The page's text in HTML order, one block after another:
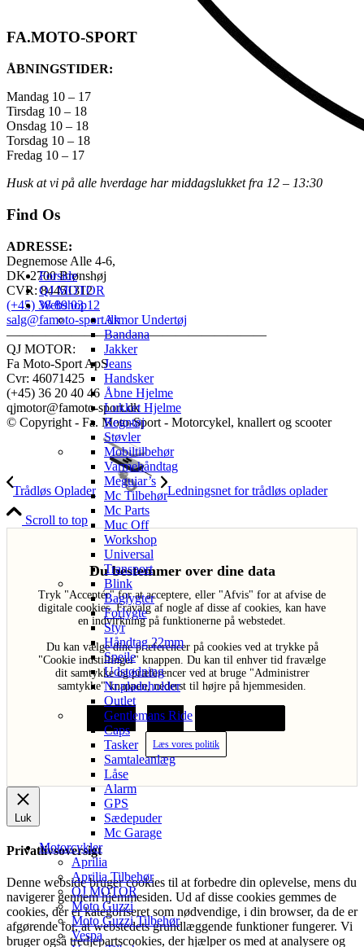
Forside
QJ MOTOR
Webshop
Armor Undertøj
Bandana
Jakker
Jeans
Handsker
Åbne Hjelme
Lukket Hjelme
Regntøj
Støvler
Mobiltilbehør
Varmehåndtag
Meguiar’s
Mc Tilbehør
Mc Parts
Muc Off
Workshop
Universal
Transport
Blink
Baglygter
Forlygte
Styr
Håndtag 22mm
Spejle
Udstødning
Nr.pladeholder
Outlet
Gentlemans Ride
Caps
Tasker
Samtaleanlæg
Låse
Alarm
GPS
Sædepuder
Mc Garage
Motorcykler
Aprilia
Aprilia Tilbehør
QJ MOTOR
Moto Guzzi
Moto Guzzi Tilbehør
Vespa
FA.MOTO-SPORT
ÅBNINGSTIDER:
Mandag 10 – 17
Tirsdag 10 – 18
Onsdag 10 – 18
Torsdag 10 – 18
Fredag 10 – 17
Husk at vi på alle hverdage har middagslukket fra 12 – 13:30
Find Os
ADRESSE:
Degnemose Alle 4-6,
DK-2700 Brønshøj
CVR: 84451312
(+45) 38 89 03 12
salg@famoto-sport.dk
————————————————————
QJ MOTOR:
Fa Moto-Sport ApS
Cvr: 46071425
(+45) 36 20 40 46
qjmotor@famoto-sport.dk
© Copyright - Fa. Moto-Sport - Motorcykel, knallert og scooter
Trådløs Oplader Ledningsnet for trådløs oplader
Scroll to top
Du bestemmer over dine data
Tryk "Acceptér" for at acceptere, eller "Afvis" for at afvise de
digitale cookies. Fravalg af nogle af disse af cookies, kan have
en indvirkning på funktionerne på webstedet.
Du kan vælge dine præferencer på cookies ved at trykke på
"Cookie indstillinger" knappen. Du kan til enhver tid fravælge
dit samtykke og præferencer ved at bruge "Administrer
samtykke" knappen, nederst til højre på hjemmesiden.
Acceptér Afvis
Læs vores politik
Luk
Privatlivsoversigt
Denne webside bruger cookies til at forbedre din oplevelse, mens du
navigerer gennem hjemmesiden. Ud af disse cookies gemmes de
cookies, der er kategoriseret som nødvendige, i din browser, da de er
afgørende for, at webstedets grundlæggende funktioner fungerer. Vi
bruger også tredjepartscookies, der hjælper os med at analysere og